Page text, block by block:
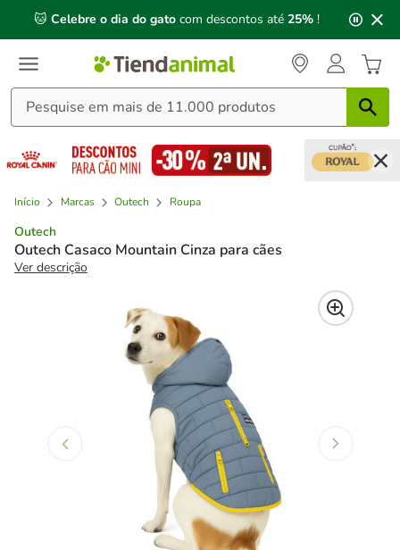
mensagem,
🐱 Celebre o dia do gato com descontos até 25% !
Início Marcas Outech Roupa
Outech
Outech Casaco Mountain Cinza para cães
Ver descrição